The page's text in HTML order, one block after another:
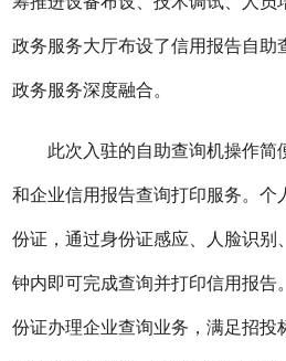
政务服务大厅布设了信用报告自助
政务服务深度融合。
此次入驻的自助查询机操作简
和企业信用报告查询打印服务。个
份证，通过身份证感应、人脸识别
钟内即可完成查询并打印信用报告
份证办理企业查询业务，满足招投